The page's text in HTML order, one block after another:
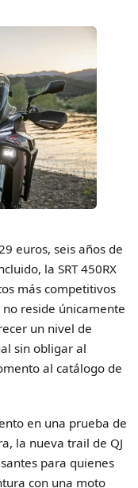
euros, seis años de
la SRT 450RX
más competitivos
reside únicamente
un nivel de
sin obligar al
al catálogo de
en una prueba de
la nueva trail de QJ
para quienes
con una moto